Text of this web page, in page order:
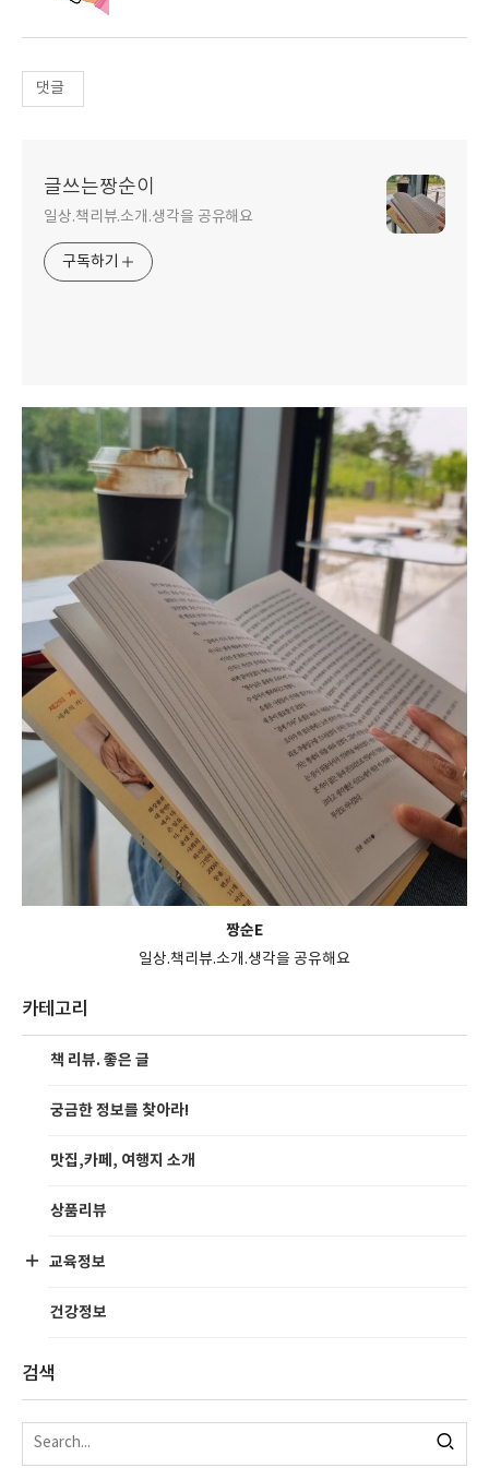
댓글
글쓰는짱순이
일상.책리뷰.소개.생각을 공유해요
구독하기
짱순E
일상.책리뷰.소개.생각을 공유해요
카테고리
책 리뷰. 좋은 글
궁금한 정보를 찾아라!
맛집,카페, 여행지 소개
상품리뷰
교육정보
건강정보
검색